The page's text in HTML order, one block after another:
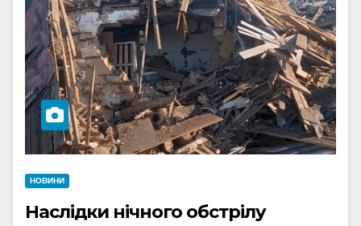
НОВИНИ
Наслідки нічного обстрілу